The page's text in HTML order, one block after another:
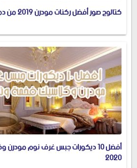
كتالوج صور أفضل ركنات مودرن 2019 من دمياط
أفضل 10 ديكورات جبس غرف نوم
2020